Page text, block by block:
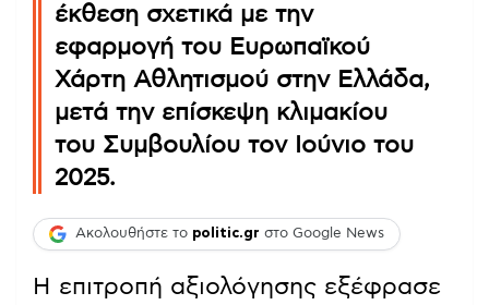
έκθεση σχετικά με την
εφαρμογή του Ευρωπαϊκού
Χάρτη Αθλητισμού στην Ελλάδα,
μετά την επίσκεψη κλιμακίου
του Συμβουλίου τον Ιούνιο του
2025.
Ακολουθήστε το politic.gr στο Google News
Η επιτροπή αξιολόγησης εξέφρασε